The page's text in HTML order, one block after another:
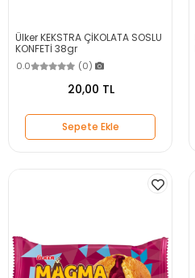
Ülker KEKSTRA ÇİKOLATA SOSLU
KONFETİ 38gr
0.0 (0)
20,00 TL
Sepete Ekle